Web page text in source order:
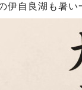
伊自良湖も暑い